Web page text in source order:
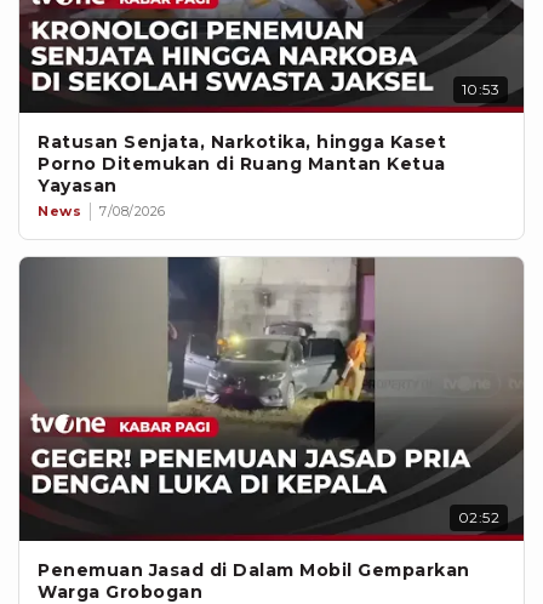
10:53
Ratusan Senjata, Narkotika, hingga Kaset
Porno Ditemukan di Ruang Mantan Ketua
Yayasan
News 7/08/2026
02:52
Penemuan Jasad di Dalam Mobil Gemparkan
Warga Grobogan